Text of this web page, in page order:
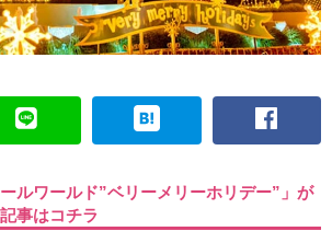
ルワールド”ベリーメリーホリデー”」が
事はコチラ